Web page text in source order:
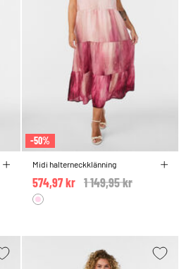
-50%
Midi halterneckklänning
Price reduced from
1 149,95 kr
574,97 kr